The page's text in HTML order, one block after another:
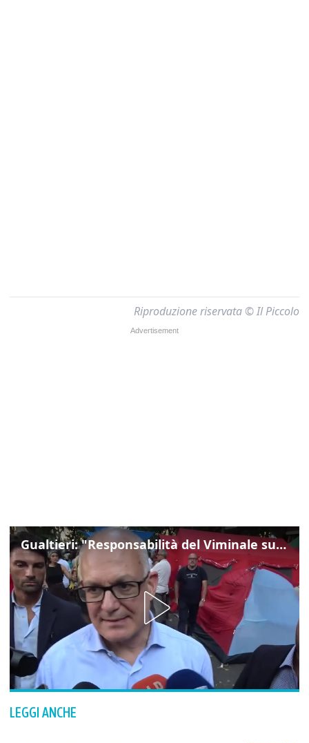
Riproduzione riservata © Il Piccolo
Gualtieri: "Responsabilità del Viminale su Spin Time? La posizione dei partiti è nota"
LEGGI ANCHE